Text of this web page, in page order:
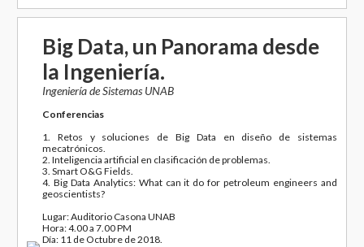
Big Data, un Panorama desde
la Ingeniería.
Ingeniería de Sistemas UNAB
Conferencias
1. Retos y soluciones de Big Data en diseño de sistemas
mecatrónicos.
2. Inteligencia artificial en clasificación de problemas.
3. Smart O&G Fields.
4. Big Data Analytics: What can it do for petroleum engineers and
geoscientists?
Lugar: Auditorio Casona UNAB
Hora: 4.00 a 7.00 PM
Día: 11 de Octubre de 2018.